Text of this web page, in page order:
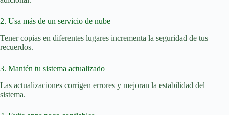
2. Usa más de un servicio de nube
Tener copias en diferentes lugares incrementa la seguridad de tus
recuerdos.
3. Mantén tu sistema actualizado
Las actualizaciones corrigen errores y mejoran la estabilidad del
sistema.